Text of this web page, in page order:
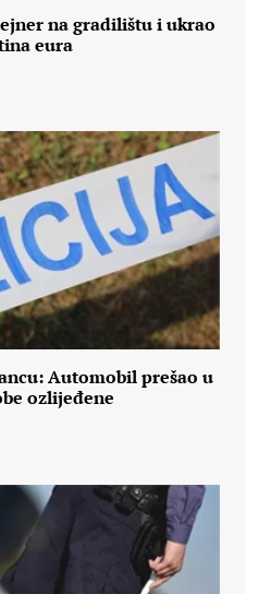
na gradilištu i ukrao
eura
Automobil prešao u
ozlijeđene